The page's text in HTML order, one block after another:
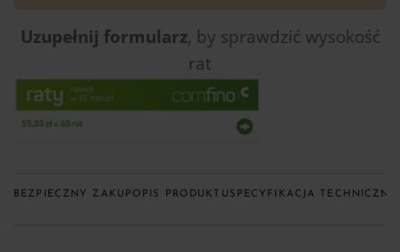
Uzupełnij formularz, by sprawdzić wysokość
rat
BEZPIECZNY ZAKUP OPIS PRODUKTU SPECYFIKACJA TECHNICZNA